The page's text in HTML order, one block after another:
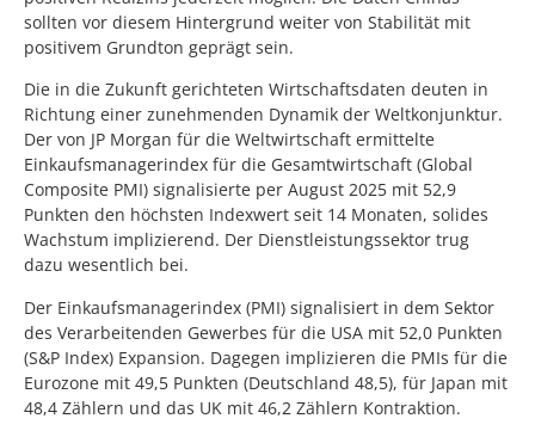
sollten vor diesem Hintergrund weiter von Stabilität mit
positivem Grundton geprägt sein.
Die in die Zukunft gerichteten Wirtschaftsdaten deuten in
Richtung einer zunehmenden Dynamik der Weltkonjunktur.
Der von JP Morgan für die Weltwirtschaft ermittelte
Einkaufsmanagerindex für die Gesamtwirtschaft (Global
Composite PMI) signalisierte per August 2025 mit 52,9
Punkten den höchsten Indexwert seit 14 Monaten, solides
Wachstum implizierend. Der Dienstleistungssektor trug
dazu wesentlich bei.
Der Einkaufsmanagerindex (PMI) signalisiert in dem Sektor
des Verarbeitenden Gewerbes für die USA mit 52,0 Punkten
(S&P Index) Expansion. Dagegen implizieren die PMIs für die
Eurozone mit 49,5 Punkten (Deutschland 48,5), für Japan mit
48,4 Zählern und das UK mit 46,2 Zählern Kontraktion.